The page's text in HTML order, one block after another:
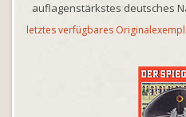
auflagenstärkstes deutsches
letztes verfügbares